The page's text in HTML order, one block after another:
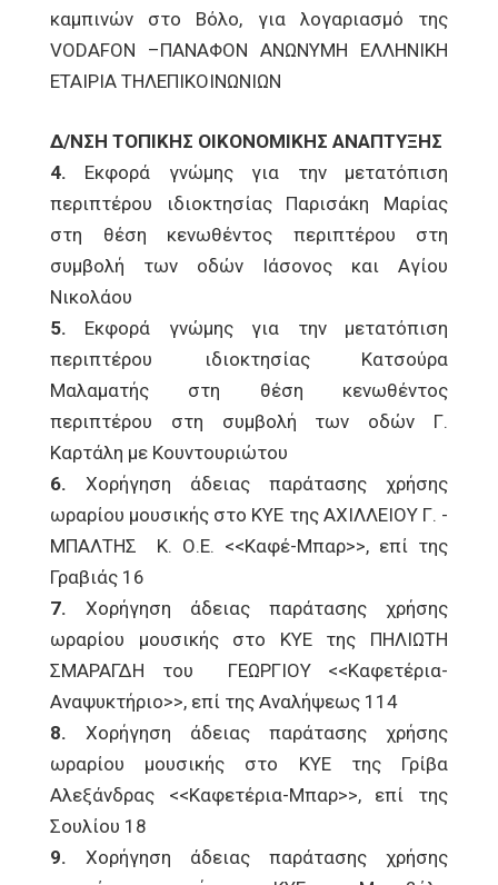
καμπινών στο Βόλο, για λογαριασμό της
VODAFON –ΠΑΝΑΦΟΝ ΑΝΩΝΥΜΗ ΕΛΛΗΝΙΚΗ
ΕΤΑΙΡΙΑ ΤΗΛΕΠΙΚΟΙΝΩΝΙΩΝ
Δ/ΝΣΗ ΤΟΠΙΚΗΣ ΟΙΚΟΝΟΜΙΚΗΣ ΑΝΑΠΤΥΞΗΣ
4. Εκφορά γνώμης για την μετατόπιση
περιπτέρου ιδιοκτησίας Παρισάκη Μαρίας
στη θέση κενωθέντος περιπτέρου στη
συμβολή των οδών Ιάσονος και Αγίου
Νικολάου
5. Εκφορά γνώμης για την μετατόπιση
περιπτέρου ιδιοκτησίας Κατσούρα
Μαλαματής στη θέση κενωθέντος
περιπτέρου στη συμβολή των οδών Γ.
Καρτάλη με Κουντουριώτου
6. Χορήγηση άδειας παράτασης χρήσης
ωραρίου μουσικής στο ΚΥΕ της ΑΧΙΛΛΕΙΟΥ Γ. -
ΜΠΑΛΤΗΣ Κ. Ο.Ε. <<Καφέ-Μπαρ>>, επί της
Γραβιάς 16
7. Χορήγηση άδειας παράτασης χρήσης
ωραρίου μουσικής στο ΚΥΕ της ΠΗΛΙΩΤΗ
ΣΜΑΡΑΓΔΗ του ΓΕΩΡΓΙΟΥ <<Καφετέρια-
Αναψυκτήριο>>, επί της Αναλήψεως 114
8. Χορήγηση άδειας παράτασης χρήσης
ωραρίου μουσικής στο ΚΥΕ της Γρίβα
Αλεξάνδρας <<Καφετέρια-Μπαρ>>, επί της
Σουλίου 18
9. Χορήγηση άδειας παράτασης χρήσης